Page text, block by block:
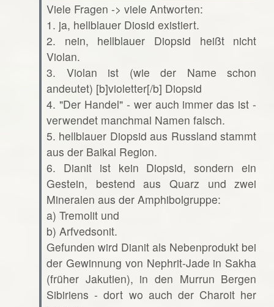
Viele Fragen -> viele Antworten:
1. ja, hellblauer Diosid existiert.
2. nein, hellblauer Diopsid heißt nicht
Violan.
3. Violan ist (wie der Name schon
andeutet) [b]violetter[/b] Diopsid
4. "Der Handel" - wer auch immer das ist -
verwendet manchmal Namen falsch.
5. hellblauer Diopsid aus Russland stammt
aus der Baikal Region.
6. Dianit ist kein Diopsid, sondern ein
Gestein, bestend aus Quarz und zwei
Mineralen aus der Amphibolgruppe:
a) Tremolit und
b) Arfvedsonit.
Gefunden wird Dianit als Nebenprodukt bei
der Gewinnung von Nephrit-Jade in Sakha
(früher Jakutien), in den Murrun Bergen
Sibiriens - dort wo auch der Charoit her